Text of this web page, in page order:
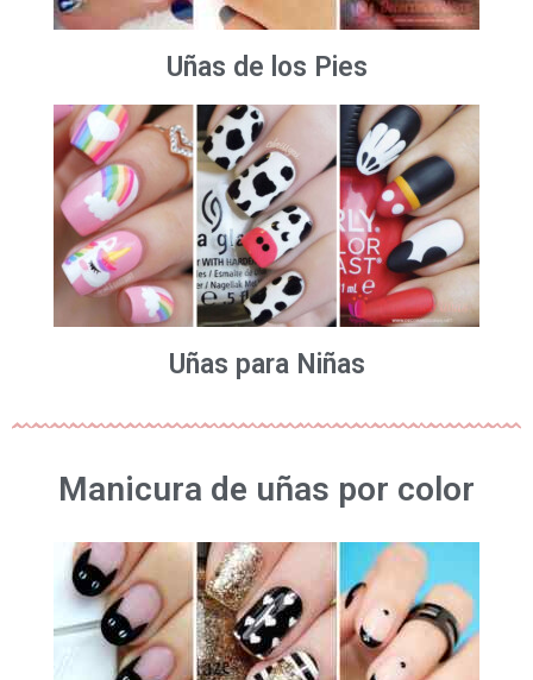
Uñas de los Pies
Uñas para Niñas
Manicura de uñas por color